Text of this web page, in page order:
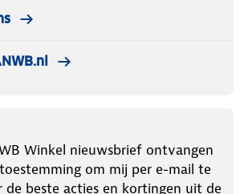
Winkel nieuwsbrief ontvangen
om mij per e-mail te
de beste acties en kortingen uit de